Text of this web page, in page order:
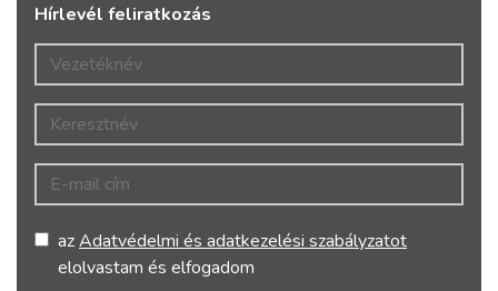
Hírlevél feliratkozás
Vezetéknév
Keresztnév
E-mail cím
azAdatvédelmi és adatkezelési szabályzatot
elolvastam és elfogadom